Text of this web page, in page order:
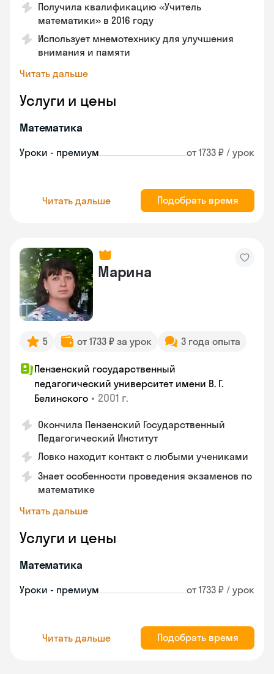
Получила квалификацию «Учитель
математики» в 2016 году
Использует мнемотехнику для улучшения
внимания и памяти
Читать дальше
Услуги и цены
Математика
Уроки - премиум от 1733 ₽ / урок
Читать дальше Подобрать время
Марина
5 от 1733 ₽ за урок 3 года опыта
Пензенский государственный
педагогический университет имени В. Г.
Белинского • 2001 г.
Окончила Пензенский Государственный
Педагогический Институт
Ловко находит контакт с любыми учениками
Знает особенности проведения экзаменов по
математике
Читать дальше
Услуги и цены
Математика
Уроки - премиум от 1733 ₽ / урок
Читать дальше Подобрать время